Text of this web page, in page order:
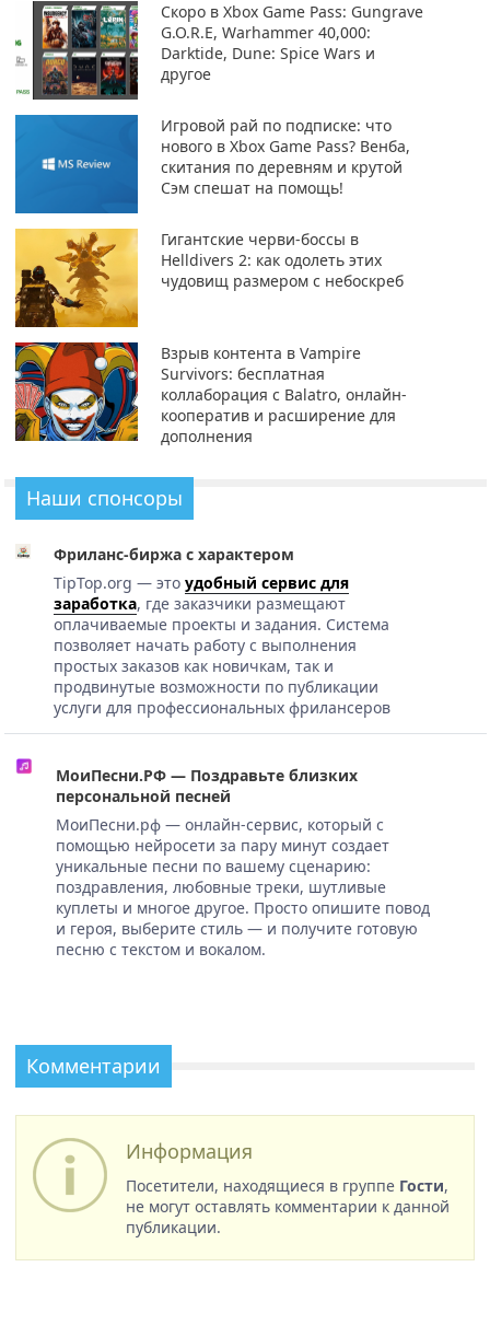
Скоро в Xbox Game Pass: Gungrave
G.O.R.E, Warhammer 40,000:
Darktide, Dune: Spice Wars и
другое
Игровой рай по подписке: что
нового в Xbox Game Pass? Венба,
скитания по деревням и крутой
Сэм спешат на помощь!
Гигантские черви-боссы в
Helldivers 2: как одолеть этих
чудовищ размером с небоскреб
Взрыв контента в Vampire
Survivors: бесплатная
коллаборация с Balatro, онлайн-
кооператив и расширение для
дополнения
Наши спонсоры
Фриланс-биржа с характером
TipTop.org — это удобный сервис для
заработка, где заказчики размещают
оплачиваемые проекты и задания. Система
позволяет начать работу с выполнения
простых заказов как новичкам, так и
продвинутые возможности по публикации
услуги для профессиональных фрилансеров
МоиПесни.РФ — Поздравьте близких
персональной песней
МоиПесни.рф — онлайн-сервис, который с
помощью нейросети за пару минут создает
уникальные песни по вашему сценарию:
поздравления, любовные треки, шутливые
куплеты и многое другое. Просто опишите повод
и героя, выберите стиль — и получите готовую
песню с текстом и вокалом.
Комментарии
Информация
Посетители, находящиеся в группе Гости,
не могут оставлять комментарии к данной
публикации.